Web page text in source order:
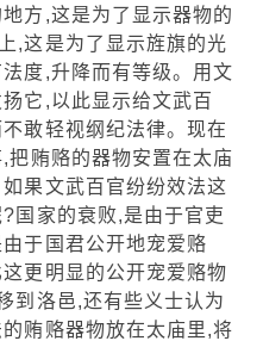
方,这是为了显示器物的
,这是为了显示旌旗的光
度,升降而有等级。用文
它,以此显示给文武百
敢轻视纲纪法律。现在
把贿赂的器物安置在太庙
果文武百官纷纷效法这
国家的衰败,是由于官吏
于国君公开地宠爱赂
更明显的公开宠爱赂物
到洛邑,还有些义士认为
贿赂器物放在太庙里,将